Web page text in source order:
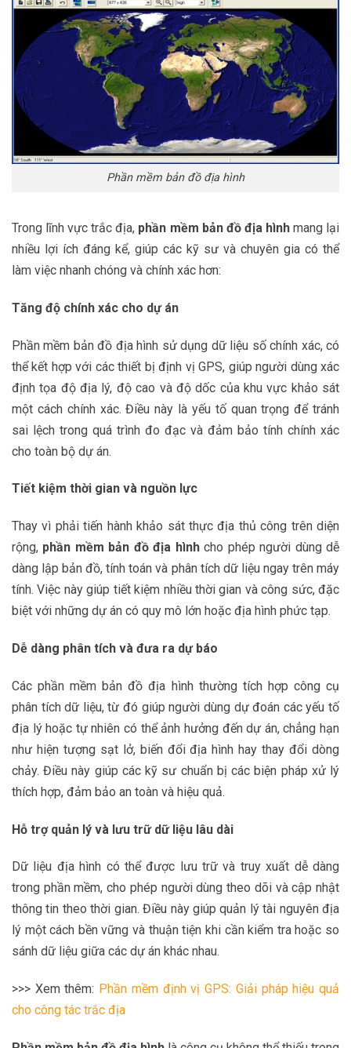
Phần mềm bản đồ địa hình
Trong lĩnh vực trắc địa, phần mềm bản đồ địa hìnhmang lại
nhiều lợi ích đáng kể, giúp các kỹ sư và chuyên gia có thể
làm việc nhanh chóng và chính xác hơn:
Tăng độ chính xác cho dự án
Phần mềm bản đồ địa hình sử dụng dữ liệu số chính xác, có
thể kết hợp với các thiết bị định vị GPS, giúp người dùng xác
định tọa độ địa lý, độ cao và độ dốc của khu vực khảo sát
một cách chính xác. Điều này là yếu tố quan trọng để tránh
sai lệch trong quá trình đo đạc và đảm bảo tính chính xác
cho toàn bộ dự án.
Tiết kiệm thời gian và nguồn lực
Thay vì phải tiến hành khảo sát thực địa thủ công trên diện
rộng, phần mềm bản đồ địa hìnhcho phép người dùng dễ
dàng lập bản đồ, tính toán và phân tích dữ liệu ngay trên máy
tính. Việc này giúp tiết kiệm nhiều thời gian và công sức, đặc
biệt với những dự án có quy mô lớn hoặc địa hình phức tạp.
Dễ dàng phân tích và đưa ra dự báo
Các phần mềm bản đồ địa hình thường tích hợp công cụ
phân tích dữ liệu, từ đó giúp người dùng dự đoán các yếu tố
địa lý hoặc tự nhiên có thể ảnh hưởng đến dự án, chẳng hạn
như hiện tượng sạt lở, biến đổi địa hình hay thay đổi dòng
chảy. Điều này giúp các kỹ sư chuẩn bị các biện pháp xử lý
thích hợp, đảm bảo an toàn và hiệu quả.
Hỗ trợ quản lý và lưu trữ dữ liệu lâu dài
Dữ liệu địa hình có thể được lưu trữ và truy xuất dễ dàng
trong phần mềm, cho phép người dùng theo dõi và cập nhật
thông tin theo thời gian. Điều này giúp quản lý tài nguyên địa
lý một cách bền vững và thuận tiện khi cần kiểm tra hoặc so
sánh dữ liệu giữa các dự án khác nhau.
>>> Xem thêm: Phần mềm định vị GPS: Giải pháp hiệu quả
cho công tác trắc địa